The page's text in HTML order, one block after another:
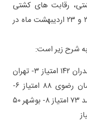
رقابت های کشتی
فرنگی نونهالان قهرمانی کشور روزهای ۲۲ و ۲۳ اردیبهشت ماه در
شرح زیر است:
رده بندی: ۱- خوزستان ۱۷۲ امتیاز ۲- مازندران ۱۴۲ امتیاز ۳- تهران
۹۲ امتیاز ۴- فارس ۸۹ امتیاز ۵- خراسان رضوی ۸۸ امتیاز ۶-
اصفهان ۷۸ امتیاز ۷- کهگیلویه و یویراحمد ۷۳ امتیاز ۸- بوشهر ۵۰